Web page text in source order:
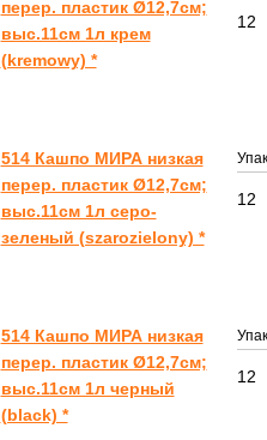
перер. пластик Ø12,7см;
выс.11см 1л крем
(kremowy) *
12
514 Кашпо МИРА низкая
перер. пластик Ø12,7см;
выс.11см 1л серо-
зеленый (szarozielony) *
12
514 Кашпо МИРА низкая
перер. пластик Ø12,7см;
выс.11см 1л черный
(black) *
12